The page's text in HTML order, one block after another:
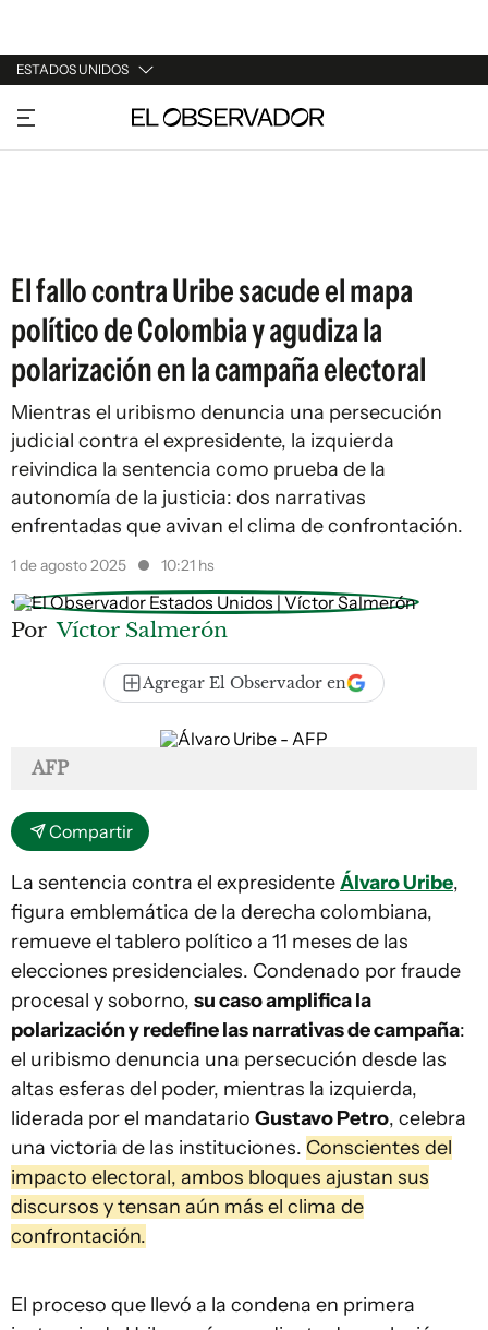
ESTADOS UNIDOS
URUGUAY
ARGENTINA
El fallo contra Uribe sacude el mapa
político de Colombia y agudiza la
polarización en la campaña electoral
Mientras el uribismo denuncia una persecución
judicial contra el expresidente, la izquierda
reivindica la sentencia como prueba de la
autonomía de la justicia: dos narrativas
enfrentadas que avivan el clima de confrontación.
1 de agosto 2025 10:21 hs
Por Víctor Salmerón
Agregar El Observador en
AFP
Compartir
La sentencia contra el expresidenteÁlvaro Uribe,
figura emblemática de la derecha colombiana,
remueve el tablero político a 11 meses de las
elecciones presidenciales. Condenado por fraude
procesal y soborno, su caso amplifica la
polarización y redefine las narrativas de campaña:
el uribismo denuncia una persecución desde las
altas esferas del poder, mientras la izquierda,
liderada por el mandatario Gustavo Petro, celebra
una victoria de las instituciones. Conscientes del
impacto electoral, ambos bloques ajustan sus
discursos y tensan aún más el clima de
confrontación.
El proceso que llevó a la condena en primera